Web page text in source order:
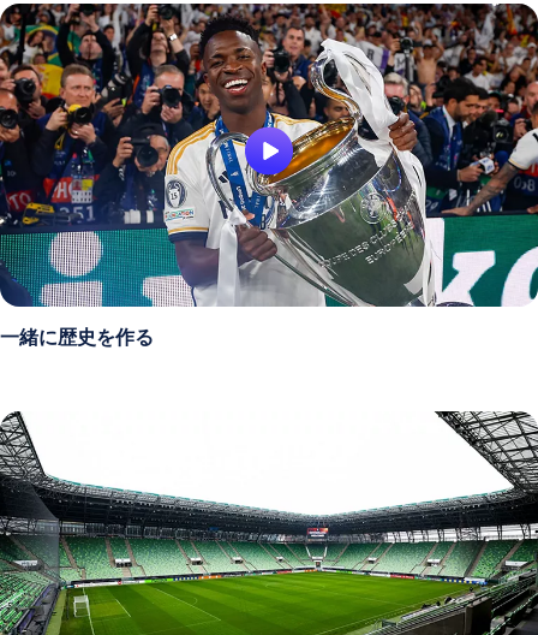
一緒に歴史を作る